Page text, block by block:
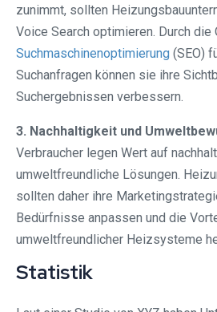
zunimmt, sollten
Voice Search optimieren. Durch die
Suchmaschinenoptimierung (SEO)
Suchanfragen können sie ihre
Suchergebnissen verbessern.
3. Nachhaltigkeit und
Verbraucher legen Wert auf
umweltfreundliche Lösungen.
sollten daher ihre
Bedürfnisse anpassen und die
umweltfreundlicher Heizsysteme
Statistik